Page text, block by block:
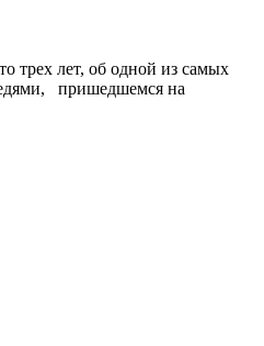
трех лет, об одной из самых
пришедшемся на